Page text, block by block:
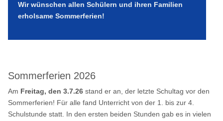
Wir wünschen allen Schülern und ihren Familien
erholsame Sommerferien!
Sommerferien 2026
Am Freitag, den 3.7.26 stand er an, der letzte Schultag vor den
Sommerferien! Für alle fand Unterricht von der 1. bis zur 4.
Schulstunde statt. In den ersten beiden Stunden gab es in vielen